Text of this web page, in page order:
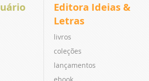
Editora Ideias &
Letras
livros
coleções
lançamentos